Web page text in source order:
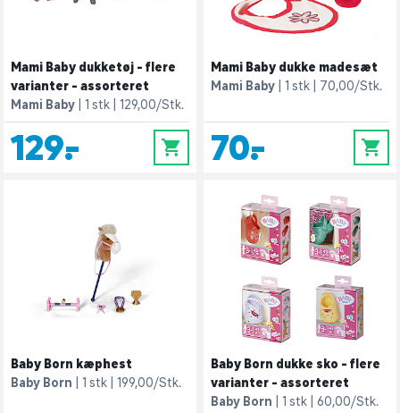
Mami Baby dukketøj - flere
varianter - assorteret
Mami Baby
1 stk 129,00/Stk.
129,- 0
Mami Baby dukke madesæt
Mami Baby
1 stk 70,00/Stk.
70,- 0
Baby Born kæphest
Baby Born
1 stk 199,00/Stk.
Baby Born dukke sko - flere
varianter - assorteret
Baby Born
1 stk 60,00/Stk.